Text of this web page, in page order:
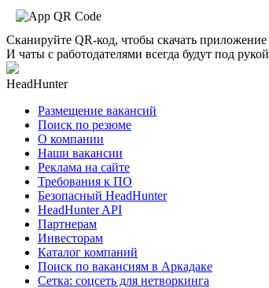
Сканируйте QR-код, чтобы скачать приложение
И чаты с работодателями всегда будут под рукой
HeadHunter
Размещение вакансий
Поиск по резюме
О компании
Наши вакансии
Реклама на сайте
Требования к ПО
Безопасный HeadHunter
HeadHunter API
Партнерам
Инвесторам
Каталог компаний
Поиск по вакансиям в Аркадаке
Сетка: соцсеть для нетворкинга